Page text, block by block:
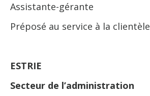
Assistante-gérante
Préposé au service à la clientèle
ESTRIE
Secteur de l’administration